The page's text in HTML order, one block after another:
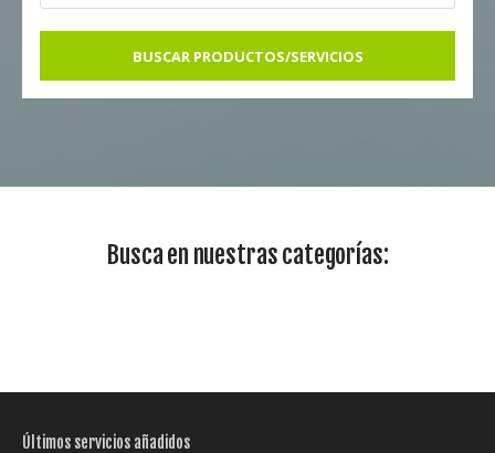
BUSCAR PRODUCTOS/SERVICIOS
Busca en nuestras categorías:
Últimos servicios añadidos